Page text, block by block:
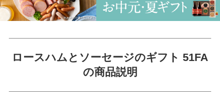
ロースハムとソーセージのギフト 51FA
の商品説明